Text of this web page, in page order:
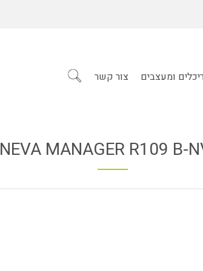
ומעצבים
צור קשר
NEVA MANAGER R109 B-